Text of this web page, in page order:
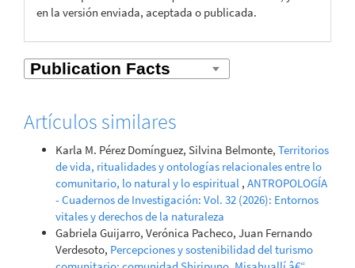
en la versión enviada, aceptada o publicada.
Artículos similares
Karla M. Pérez Domínguez, Silvina Belmonte, Territorios
de vida, ritualidades y ontologías relacionales entre lo
comunitario, lo natural y lo espiritual , ANTROPOLOGÍA
- Cuadernos de Investigación: Vol. 32 (2026): Entornos
vitales y derechos de la naturaleza
Gabriela Guijarro, Verónica Pacheco, Juan Fernando
Verdesoto, Percepciones y sostenibilidad del turismo